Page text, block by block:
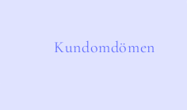
Kundomdömen